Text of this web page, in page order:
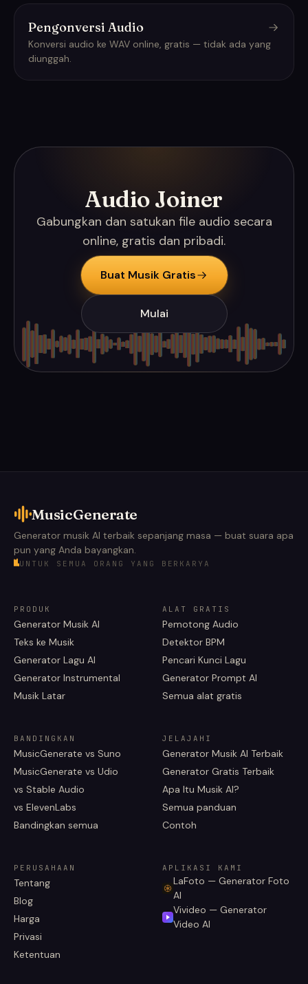
Pengonversi Audio
Konversi audio ke WAV online, gratis — tidak ada yang
diunggah.
Audio Joiner
Gabungkan dan satukan file audio secara
online, gratis dan pribadi.
Buat Musik Gratis
Mulai
MusicGenerate
Generator musik AI terbaik sepanjang masa — buat suara apa
pun yang Anda bayangkan.
UNTUK SEMUA ORANG YANG BERKARYA
PRODUK
Generator Musik AI
Teks ke Musik
Generator Lagu AI
Generator Instrumental
Musik Latar
ALAT GRATIS
Pemotong Audio
Detektor BPM
Pencari Kunci Lagu
Generator Prompt AI
Semua alat gratis
BANDINGKAN
MusicGenerate vs Suno
MusicGenerate vs Udio
vs Stable Audio
vs ElevenLabs
Bandingkan semua
JELAJAHI
Generator Musik AI Terbaik
Generator Gratis Terbaik
Apa Itu Musik AI?
Semua panduan
Contoh
PERUSAHAAN
Tentang
Blog
Harga
Privasi
Ketentuan
APLIKASI KAMI
LaFoto — Generator Foto
AI
Vivideo — Generator
Video AI